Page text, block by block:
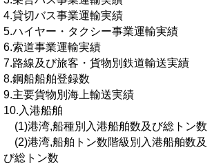
4.貸切バス事業運輸実績
5.ハイヤー・タクシー事業運輸実績
6.索道事業運輸実績
7.路線及び旅客・貨物別鉄道輸送実績
8.鋼船船舶登録数
9.主要貨物別海上輸送実績
10.入港船舶
(1)港湾,船種別入港船舶数及び総トン数
(2)港湾,船舶トン数階級別入港船舶数及
び総トン数